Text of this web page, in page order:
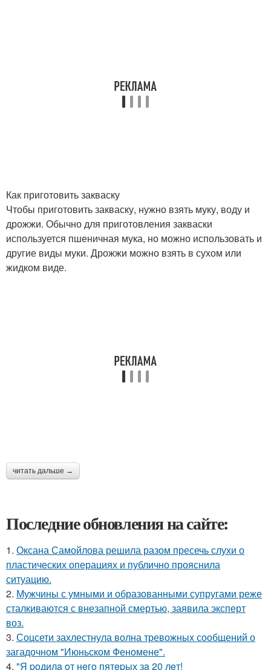
Как приготовить закваску
Чтобы приготовить закваску, нужно взять муку, воду и
дрожжи. Обычно для приготовления закваски
используется пшеничная мука, но можно использовать и
другие виды муки. Дрожжи можно взять в сухом или
жидком виде.
читать дальше →
Последние обновления на сайте:
1. Оксана Самойлова решила разом пресечь слухи о
пластических операциях и публично прояснила
ситуацию.
2. Мужчины с умными и образованными супругами реже
сталкиваются с внезапной смертью, заявила эксперт
воз.
3. Соцсети захлестнула волна тревожных сообщений о
загадочном "Июньском Феномене".
4. "Я poдилa oт нeгo пятepых зa 20 лeт!